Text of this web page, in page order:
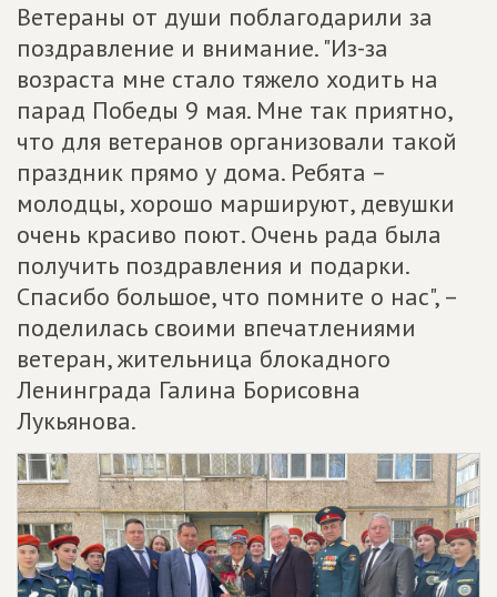
Ветераны от души поблагодарили за
поздравление и внимание. "Из-за
возраста мне стало тяжело ходить на
парад Победы 9 мая. Мне так приятно,
что для ветеранов организовали такой
праздник прямо у дома. Ребята –
молодцы, хорошо маршируют, девушки
очень красиво поют. Очень рада была
получить поздравления и подарки.
Спасибо большое, что помните о нас", –
поделилась своими впечатлениями
ветеран, жительница блокадного
Ленинграда Галина Борисовна
Лукьянова.